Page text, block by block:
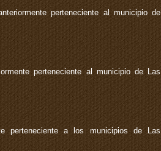
perteneciente al municipio de
perteneciente al municipio de Las
perteneciente a los municipios de Las